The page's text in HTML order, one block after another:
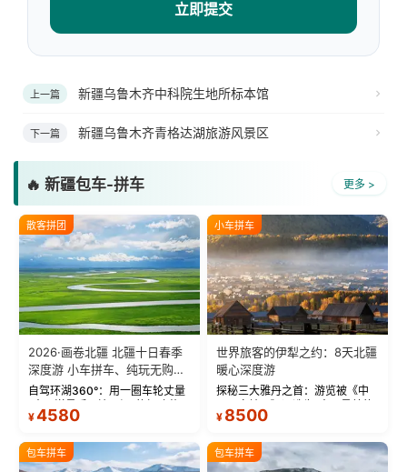
立即提交
上一篇 新疆乌鲁木齐中科院生地所标本馆
下一篇 新疆乌鲁木齐青格达湖旅游风景区
🔥 新疆包车-拼车 更多 >
散客拼团
2026·画卷北疆 北疆十日春季
深度游 小车拼车、纯玩无购
物！
自驾环湖360°：用一圈车轮丈量
“大西洋最后一滴眼泪”的极致蔚
蓝。 赛湖旅拍：甄选多款风格服
绝美瞬间。 赛湖坦克300跟车视
频：专业摄影师...
¥4580
小车拼车
世界旅客的伊犁之约：8天北疆
暖心深度游
探秘三大雅丹之首：游览被《中
国国家地理》评选为“中国最美的
三大雅丹”第一名的克拉玛依魔鬼
瓦人最大村落——禾木村，欣赏
晨雾与小木...
¥ 8500
包车拼车 包车拼车